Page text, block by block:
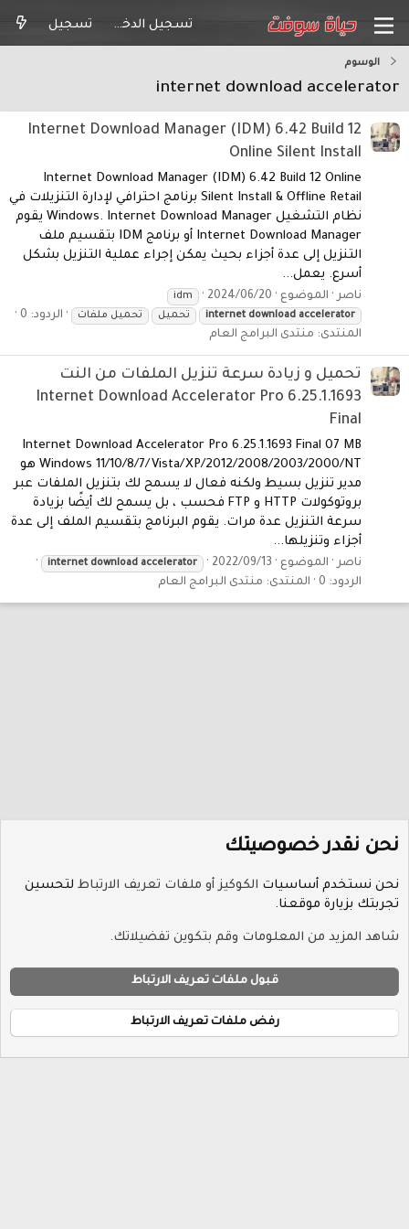
تسجيل الدخول تسجيل
الوسوم
internet download accelerator
Internet Download Manager (IDM) 6.42 Build 12
Online Silent Install
Internet Download Manager (IDM) 6.42 Build 12 Online
Silent Install & Offline Retail برنامج احترافي لإدارة التنزيلات في
نظام التشغيل Windows. Internet Download Manager يقوم
Internet Download Manager أو برنامج IDM بتقسيم ملف
التنزيل إلى عدة أجزاء بحيث يمكن إجراء عملية التنزيل بشكل
أسرع. يعمل...
ناصر الموضوع 2024/06/20
idm
internet download accelerator تحميل تحميل ملفات
الردود: 0
المنتدى: منتدى البرامج العام
تحميل و زيادة سرعة تنزيل الملفات من النت
Internet Download Accelerator Pro 6.25.1.1693
Final
Internet Download Accelerator Pro 6.25.1.1693 Final 07 MB
Windows 11/10/8/7/Vista/XP/2012/2008/2003/2000/NT هو
مدير تنزيل بسيط ولكنه فعال لا يسمح لك بتنزيل الملفات عبر
بروتوكولات HTTP و FTP فحسب ، بل يسمح لك أيضًا بزيادة
سرعة التنزيل عدة مرات. يقوم البرنامج بتقسيم الملف إلى عدة
أجزاء وتنزيلها...
ناصر الموضوع 2022/09/13
internet download accelerator
الردود: 0 المنتدى: منتدى البرامج العام
سياسة الخصوصية
الرئيسية
S
®
نحن نقدر خصوصيتك
نحن نستخدم أساسيات الكوكيز أو ملفات تعريف الارتباط لتحسين
تجربتك بزيارة موقعنا.
شاهد المزيد من المعلومات وقم بتكوين تفضيلاتك.
قبول ملفات تعريف الارتباط
رفض ملفات تعريف الارتباط